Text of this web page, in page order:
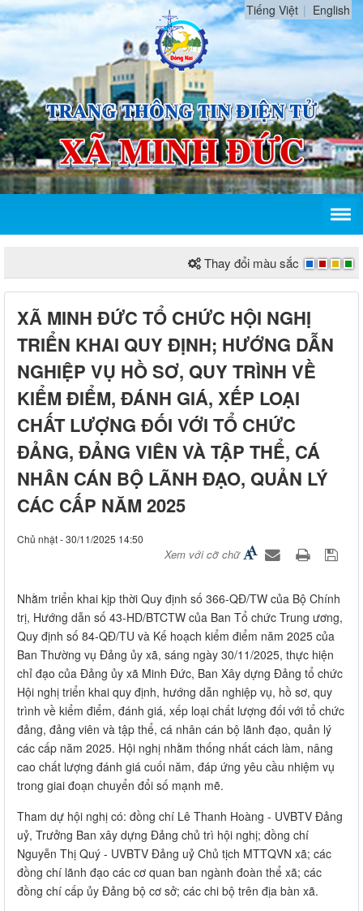
Tiếng Việt English
Thay đổi màu sắc
XÃ MINH ĐỨC TỔ CHỨC HỘI NGHỊ
TRIỂN KHAI QUY ĐỊNH; HƯỚNG DẪN
NGHIỆP VỤ HỒ SƠ, QUY TRÌNH VỀ
KIỂM ĐIỂM, ĐÁNH GIÁ, XẾP LOẠI
CHẤT LƯỢNG ĐỐI VỚI TỔ CHỨC
ĐẢNG, ĐẢNG VIÊN VÀ TẬP THỂ, CÁ
NHÂN CÁN BỘ LÃNH ĐẠO, QUẢN LÝ
CÁC CẤP NĂM 2025
Chủ nhật - 30/11/2025 14:50
Xem với cỡ chữ
Nhằm triển khai kịp thời Quy định số 366-QĐ/TW của Bộ Chính
trị, Hướng dẫn số 43-HD/BTCTW của Ban Tổ chức Trung ương,
Quy định số 84-QĐ/TU và Kế hoạch kiểm điểm năm 2025 của
Ban Thường vụ Đảng ủy xã, sáng ngày 30/11/2025, thực hiện
chỉ đạo của Đảng ủy xã Minh Đức, Ban Xây dựng Đảng tổ chức
Hội nghị triển khai quy định, hướng dẫn nghiệp vụ, hồ sơ, quy
trình về kiểm điểm, đánh giá, xếp loại chất lượng đối với tổ chức
đảng, đảng viên và tập thể, cá nhân cán bộ lãnh đạo, quản lý
các cấp năm 2025. Hội nghị nhằm thống nhất cách làm, nâng
cao chất lượng đánh giá cuối năm, đáp ứng yêu cầu nhiệm vụ
trong giai đoạn chuyển đổi số mạnh mẽ.
Tham dự hội nghị có: đồng chí Lê Thanh Hoàng - UVBTV Đảng
uỷ, Trưởng Ban xây dựng Đảng chủ trì hội nghị; đồng chí
Nguyễn Thị Quý - UVBTV Đảng uỷ Chủ tịch MTTQVN xã; các
đồng chí lãnh đạo các cơ quan ban ngành đoàn thể xã; các
đồng chí cấp ủy Đảng bộ cơ sở; các chi bộ trên địa bàn xã.